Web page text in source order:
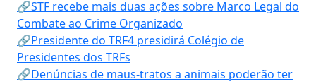
🔗STF recebe mais duas ações sobre Marco Legal do
Combate ao Crime Organizado
🔗Presidente do TRF4 presidirá Colégio de
Presidentes dos TRFs
🔗Denúncias de maus-tratos a animais poderão ter